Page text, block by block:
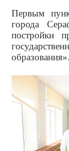
Первым
города
постройки
образования».